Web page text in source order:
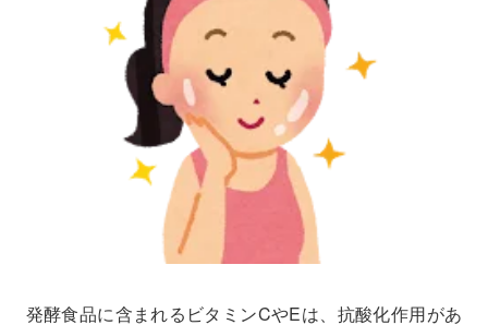
発酵食品に含まれるビタミンCやEは、抗酸化作用があ